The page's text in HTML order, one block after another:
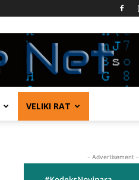
VELIKI RAT
- Advertisement -